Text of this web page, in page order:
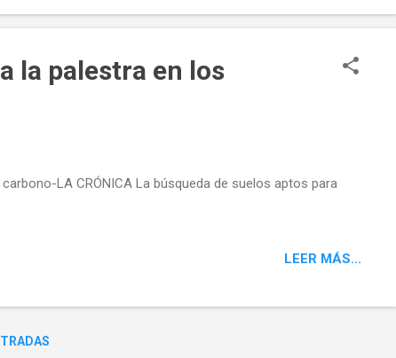
año 2015, año que se espera que esté en funcionamiento
la palestra en los
LA CRÓNICA La búsqueda de suelos aptos para
LEER MÁS...